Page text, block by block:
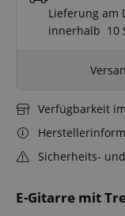
E-Gitarre mit
Lieferung am
innerhalb 10
Verfügbarkeit
Sicherheits-